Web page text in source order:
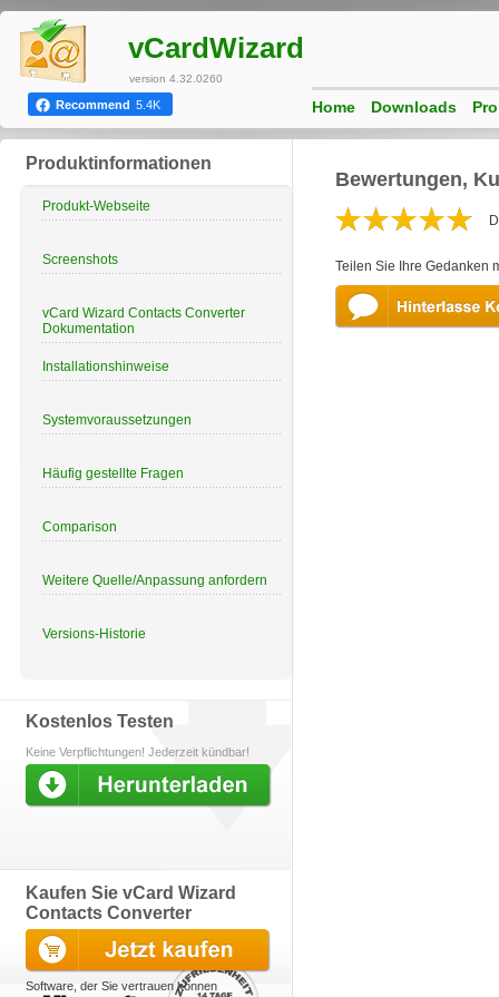
Bewertungen,
Teilen Sie Ihre Gedanken
Produktinformationen
Produkt-Webseite
Screenshots
vCard Wizard Contacts Converter
Dokumentation
Installationshinweise
Systemvoraussetzungen
Häufig gestellte Fragen
Comparison
Weitere Quelle/Anpassung anfordern
Versions-Historie
Kostenlos Testen
Keine Verpflichtungen! Jederzeit kündbar!
Kaufen Sie vCard Wizard
Contacts Converter
Software, der Sie vertrauen können
vCardWizard
version 4.32.0260
Recommend 5.4K Home Downloads